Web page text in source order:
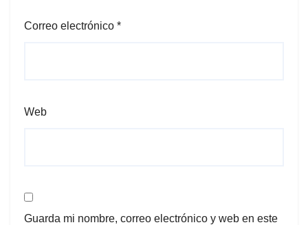
Correo electrónico *
Web
Guarda mi nombre, correo electrónico y web en este